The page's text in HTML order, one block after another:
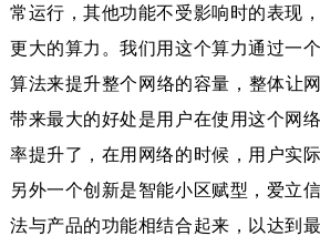
常运行，其他功能不受影响时的表现
更大的算力。我们用这个算力通过一
算法来提升整个网络的容量，整体让
带来最大的好处是用户在使用这个网
率提升了，在用网络的时候，用户实
另外一个创新是智能小区赋型，爱立
法与产品的功能相结合起来，以达到